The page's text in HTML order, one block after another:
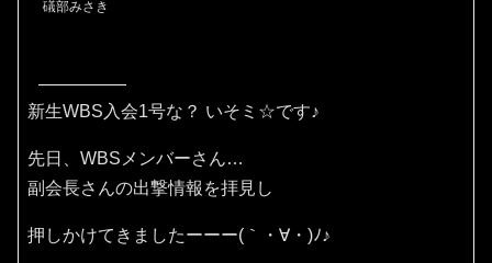
礒部みさき
新生WBS入会1号な？ いそミ☆です♪
先日、WBSメンバーさん…
副会長さんの出撃情報を拝見し
押しかけてきましたーーー(｀・∀・)ﾉ♪